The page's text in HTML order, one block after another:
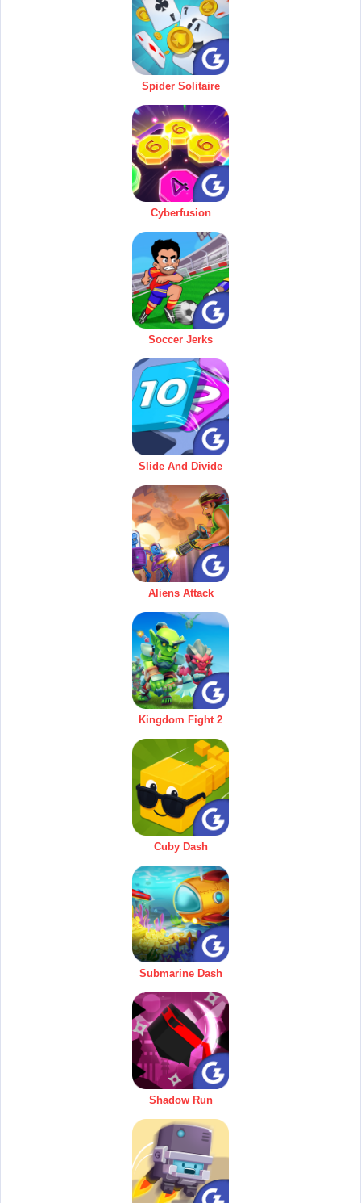
Spider Solitaire
Cyberfusion
Soccer Jerks
Slide And Divide
Aliens Attack
Kingdom Fight 2
Cuby Dash
Submarine Dash
Shadow Run